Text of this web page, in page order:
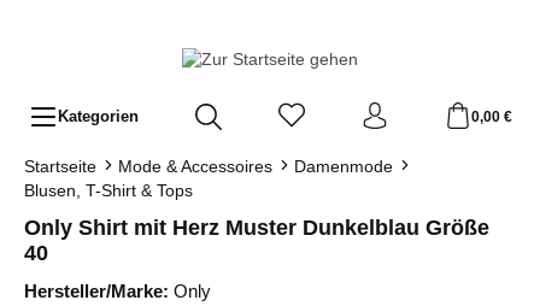
Kategorien 0,00 €
Startseite Mode & Accessoires
Damenmode
Blusen, T-Shirt & Tops
Only Shirt mit Herz Muster Dunkelblau Größe
40
Hersteller/Marke: Only